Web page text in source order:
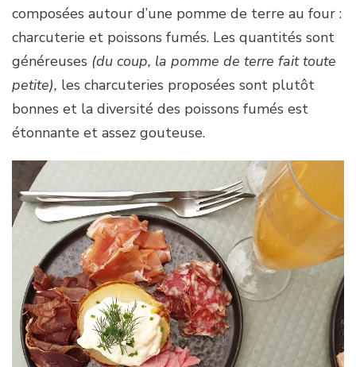
composées autour d’une pomme de terre au four :
charcuterie et poissons fumés. Les quantités sont
généreuses (du coup, la pomme de terre fait toute
petite), les charcuteries proposées sont plutôt
bonnes et la diversité des poissons fumés est
étonnante et assez gouteuse.